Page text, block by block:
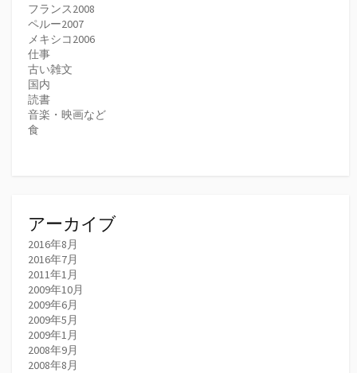
フランス2008
ペルー2007
メキシコ2006
仕事
古い雑文
国内
読書
音楽・映画など
食
アーカイブ
2016年8月
2016年7月
2011年1月
2009年10月
2009年6月
2009年5月
2009年1月
2008年9月
2008年8月